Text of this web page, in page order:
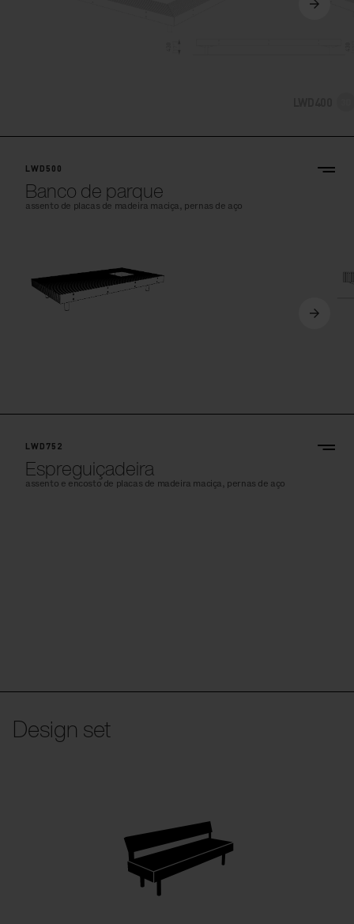
LWD500
Banco de parque
assento de placas de madeira maciça, pernas de aço
LWD752
Espreguiçadeira
assento e encosto de placas de madeira maciça, pernas de aço
Design set